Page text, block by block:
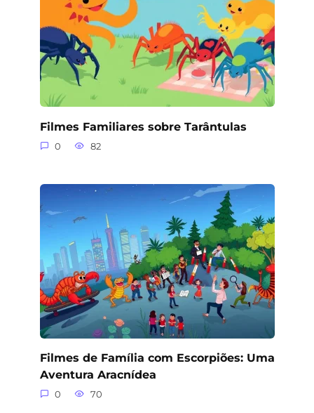
Filmes Familiares sobre Tarântulas
0 82
Filmes de Família com Escorpiões: Uma
Aventura Aracnídea
0 70